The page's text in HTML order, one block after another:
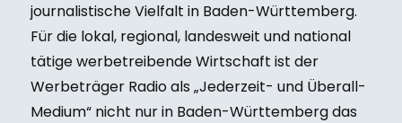
journalistische Vielfalt in Baden-Württemberg.
Für die lokal, regional, landesweit und national
tätige werbetreibende Wirtschaft ist der
Werbeträger Radio als „Jederzeit- und Überall-
Medium“ nicht nur in Baden-Württemberg das